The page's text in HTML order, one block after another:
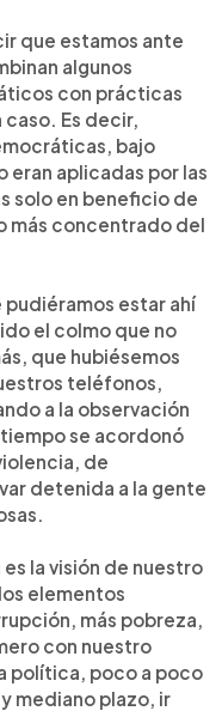
que estamos ante
algunos
con prácticas
Es decir,
bajo
eran aplicadas por las
solo en beneficio de
más concentrado del
pudiéramos estar ahí
el colmo que no
que hubiésemos
teléfonos,
a la observación
se acordonó
de
detenida a la gente
la visión de nuestro
elementos
más pobreza,
con nuestro
política, poco a poco
mediano plazo, ir